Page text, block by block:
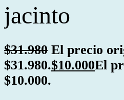
jacinto
$31.980 El precio
$31.980.$10.000El
$10.000.